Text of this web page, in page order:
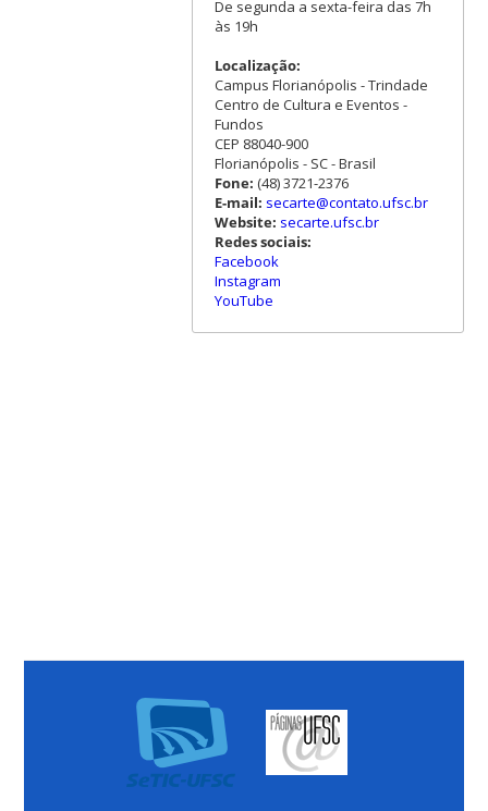
De segunda a sexta-feira das 7h
às 19h
Localização:
Campus Florianópolis - Trindade
Centro de Cultura e Eventos -
Fundos
CEP 88040-900
Florianópolis - SC - Brasil
Fone: (48) 3721-2376
E-mail: secarte@contato.ufsc.br
Website: secarte.ufsc.br
Redes sociais:
Facebook
Instagram
YouTube